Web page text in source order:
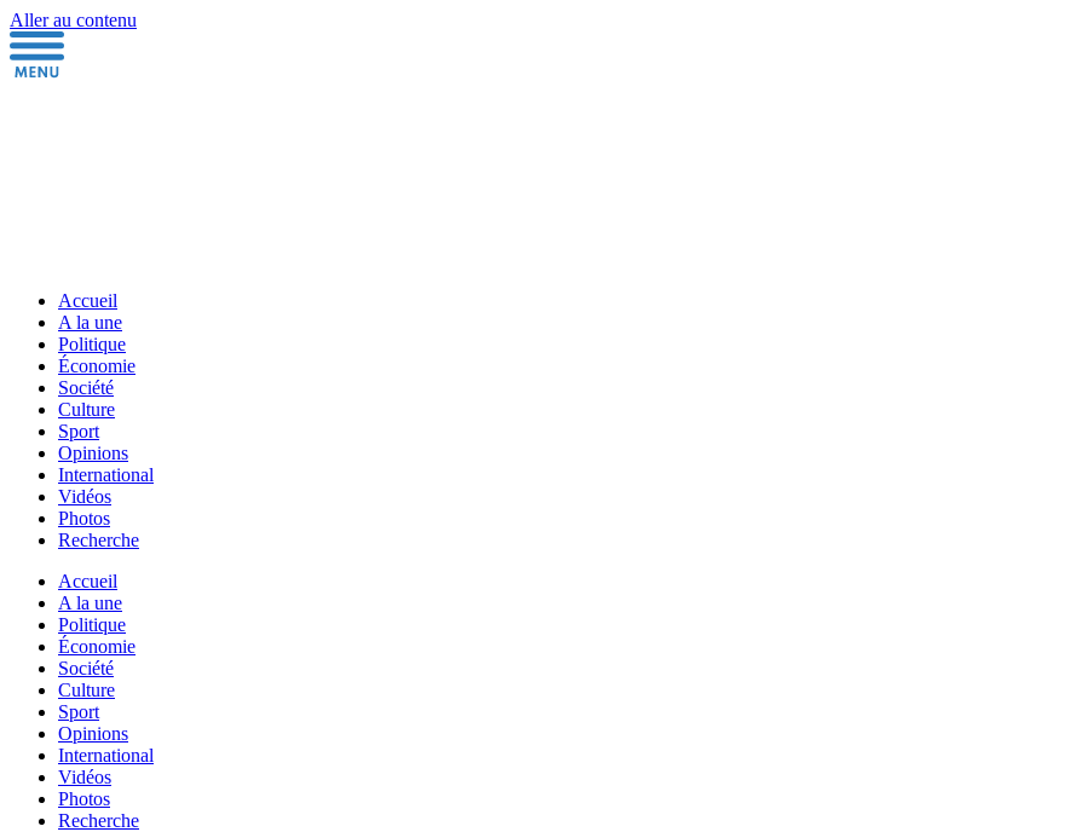
Aller au contenu
Accueil
A la une
Politique
Économie
Société
Culture
Sport
Opinions
International
Vidéos
Photos
Recherche
Accueil
A la une
Politique
Économie
Société
Culture
Sport
Opinions
International
Vidéos
Photos
Recherche